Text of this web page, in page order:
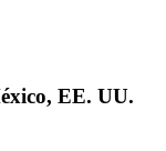
EE. UU.